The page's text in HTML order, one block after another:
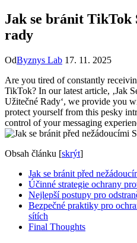
Jak se bránit TikTok
rady
OdByznys Lab 17. 11. 2025
Are you tired of constantly
TikTok? In our latest article, ‚Jak
Užitečné Rady‘, we provide you
protect yourself from this pesky
control of your messaging
Obsah článku [skrýt]
Jak se bránit před
Účinné strategie ochrany
Nejlepší postupy pro
Bezpečné praktiky pro
sítích
Final Thoughts